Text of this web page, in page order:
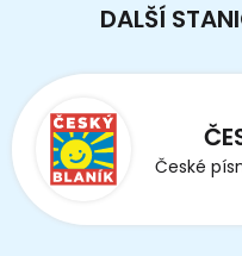
DALŠÍ
České